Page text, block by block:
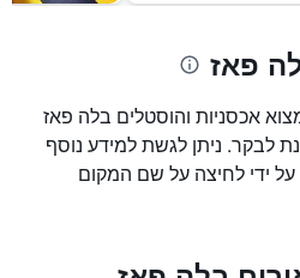
פאז
אכסניות והוסטלים בלה פאז
לבקר. ניתן לגשת למידע נוסף
ידי לחיצה על שם המקום